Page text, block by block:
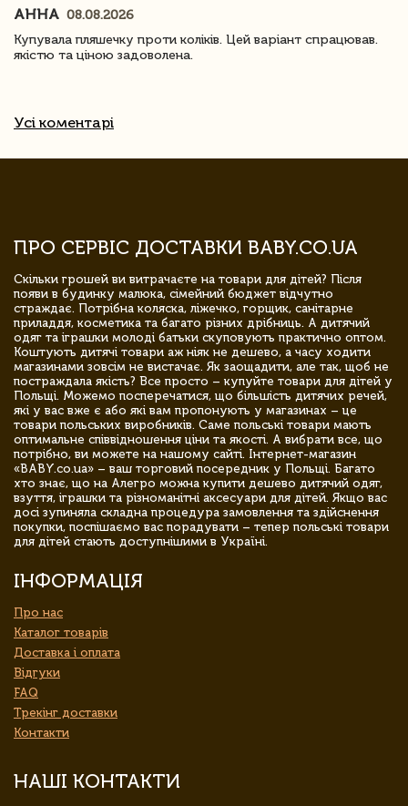
АННА 08.08.2026
Купувала пляшечку проти коліків. Цей варіант спрацював.
якістю та ціною задоволена.
Усі коментарі
ПРО СЕРВІС ДОСТАВКИ BABY.CO.UA
Скільки грошей ви витрачаєте на товари для дітей? Після
появи в будинку малюка, сімейний бюджет відчутно
страждає. Потрібна коляска, ліжечко, горщик, санітарне
приладдя, косметика та багато різних дрібниць. А дитячий
одяг та іграшки молоді батьки скуповують практично оптом.
Коштують дитячі товари аж ніяк не дешево, а часу ходити
магазинами зовсім не вистачає. Як заощадити, але так, щоб не
постраждала якість? Все просто – купуйте товари для дітей у
Польщі. Можемо посперечатися, що більшість дитячих речей,
які у вас вже є або які вам пропонують у магазинах – це
товари польських виробників. Саме польські товари мають
оптимальне співвідношення ціни та якості. А вибрати все, що
потрібно, ви можете на нашому сайті. Інтернет-магазин
«BABY.co.ua» – ваш торговий посередник у Польщі. Багато
хто знає, що на Алегро можна купити дешево дитячий одяг,
взуття, іграшки та різноманітні аксесуари для дітей. Якщо вас
досі зупиняла складна процедура замовлення та здійснення
покупки, поспішаємо вас порадувати – тепер польські товари
для дітей стають доступнішими в Україні.
ІНФОРМАЦІЯ
Про нас
Каталог товарів
Доставка і оплата
Відгуки
FAQ
Трекінг доставки
Контакти
НАШІ КОНТАКТИ